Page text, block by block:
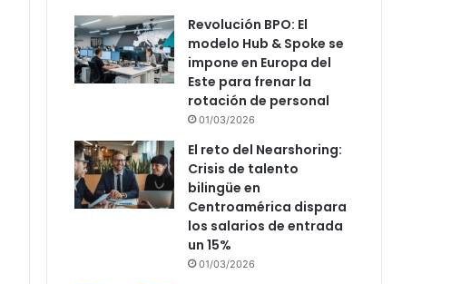
Revolución BPO: El
modelo Hub & Spoke se
impone en Europa del
Este para frenar la
rotación de personal
01/03/2026
El reto del Nearshoring:
Crisis de talento
bilingüe en
Centroamérica dispara
los salarios de entrada
un 15%
01/03/2026